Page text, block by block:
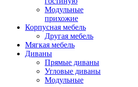
Модульные
прихожие
Корпусная мебель
Другая мебель
Мягкая мебель
Диваны
Прямые диваны
Угловые диваны
Модульные